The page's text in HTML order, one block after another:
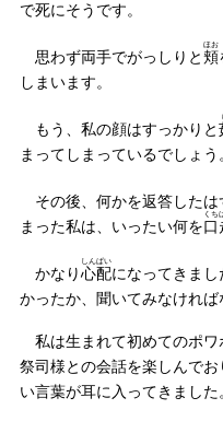
で死にそうです。
思わず両手でがっしりと頬
ほお
しまいます。
もう、私の顔はすっかりと
まってしまっているでしょう
その後、何かを返答したは
まった私は、いったい何を口
くち
かなり心配
しんぱい
になってきま
かったか、聞いてみなければ
私は生まれて初めてのポワ
祭司様との会話を楽しんで
い言葉が耳に入ってきました